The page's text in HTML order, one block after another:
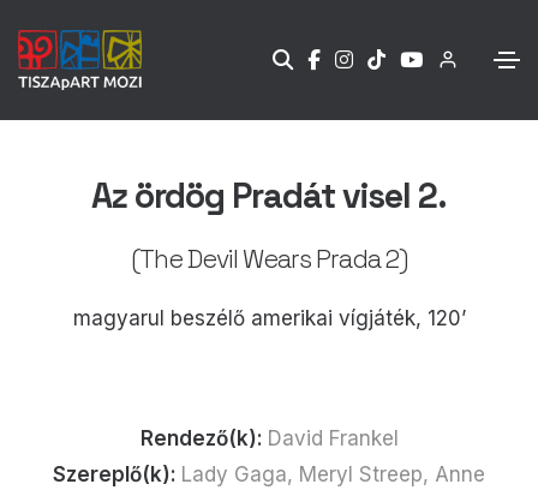
Az ördög Pradát visel 2.
(The Devil Wears Prada 2)
magyarul beszélő amerikai vígjáték, 120’
Rendező(k): David Frankel
Szereplő(k): Lady Gaga, Meryl Streep, Anne